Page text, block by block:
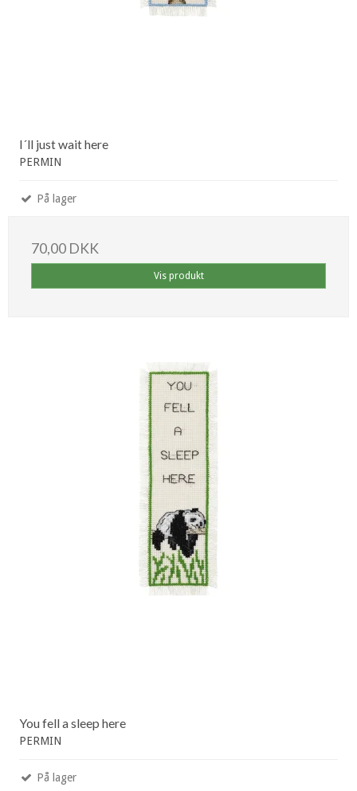
I´ll just wait here
PERMIN
På lager
70,00 DKK
Vis produkt
You fell a sleep here
PERMIN
På lager